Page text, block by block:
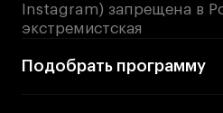
Instagram) запрещена в
экстремистская
Подобрать программу